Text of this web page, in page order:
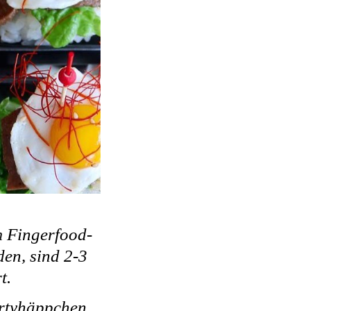
Fingerfood-
sind 2-3